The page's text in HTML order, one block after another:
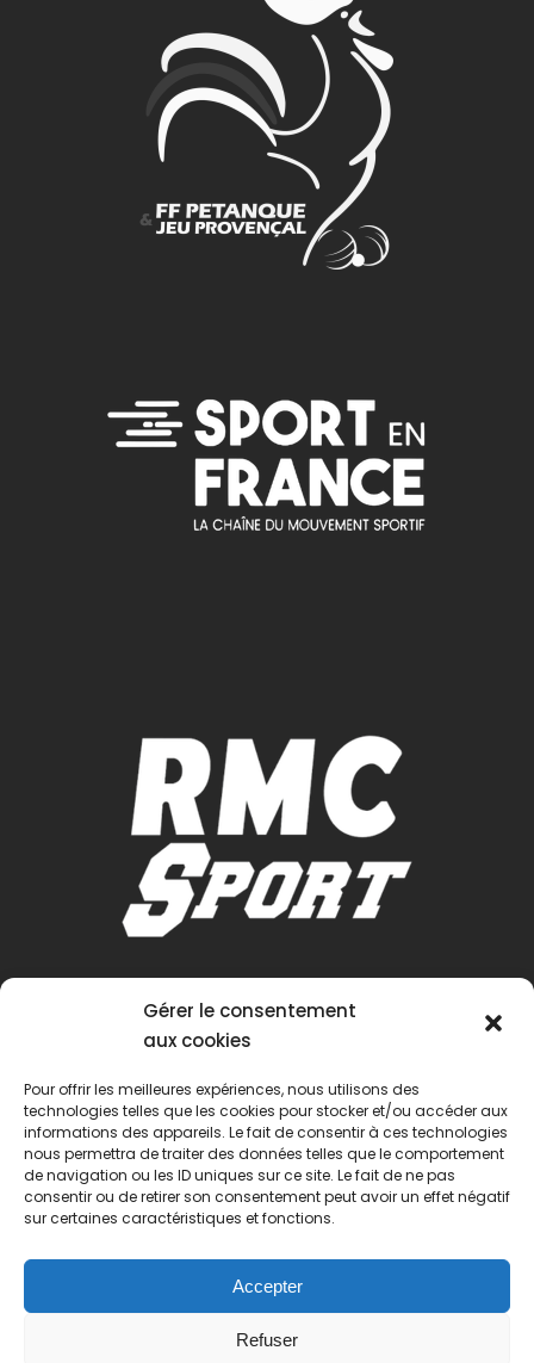
Gérer le consentement
aux cookies
Pour offrir les meilleures expériences, nous utilisons des
technologies telles que les cookies pour stocker et/ou accéder aux
informations des appareils. Le fait de consentir à ces technologies
nous permettra de traiter des données telles que le comportement
de navigation ou les ID uniques sur ce site. Le fait de ne pas
consentir ou de retirer son consentement peut avoir un effet négatif
sur certaines caractéristiques et fonctions.
Accepter
Refuser